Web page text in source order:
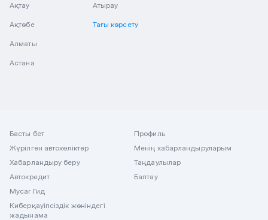
Ақтау
Ақтөбе
Алматы
Астана
Атырау
Тағы көрсету
Басты бет
Жүрілген автокөліктер
Хабарландыру беру
Автокредит
Mycar Гид
Киберқауіпсіздік жөніндегі
жадынама
Профиль
Менің хабарландыруларым
Таңдаулылар
Баптау